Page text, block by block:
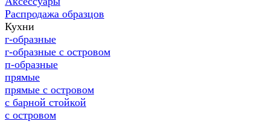
Распродажа образцов
Кухни
г-образные
г-образные с островом
п-образные
прямые
прямые с островом
с барной стойкой
с островом